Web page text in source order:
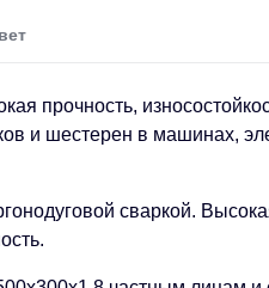
прочность,
и шестерен в машинах,
сваркой.